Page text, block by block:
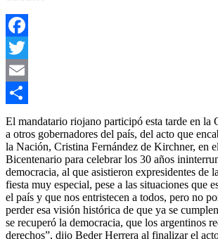
Facebook
Twitter
Email
Compartir
El mandatario riojano participó esta tarde en la
a otros gobernadores del país, del acto que
la Nación, Cristina Fernández de Kirchner, en
Bicentenario para celebrar los 30 años
democracia, al que asistieron expresidentes de
fiesta muy especial, pese a las situaciones que
el país y que nos entristecen a todos, pero no
perder esa visión histórica de que ya se
se recuperó la democracia, que los argentinos
derechos”, dijo Beder Herrera al finalizar el